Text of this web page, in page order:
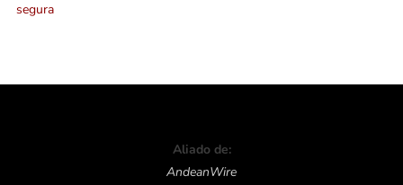
segura
Aliado de:
AndeanWire